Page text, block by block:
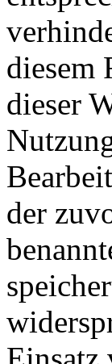
diesem
dieser
der